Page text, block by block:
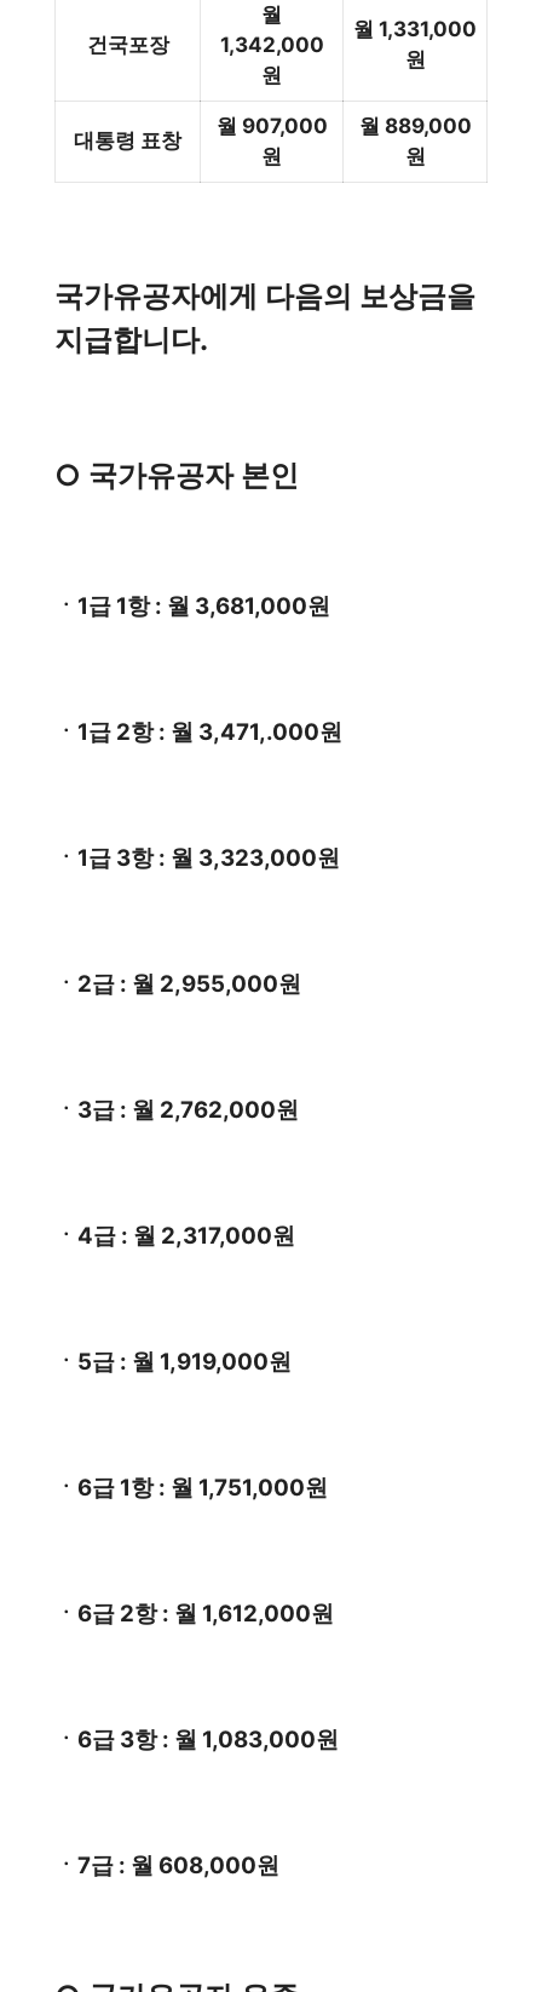
건국포장
월
1,342,000
원
월 1,331,000
원
대통령 표창
월 907,000
원
월 889,000
원
국가유공자에게 다음의 보상금을
지급합니다.
○ 국가유공자 본인
ㆍ1급 1항 : 월 3,681,000원
ㆍ1급 2항 : 월 3,471,.000원
ㆍ1급 3항 : 월 3,323,000원
ㆍ2급 : 월 2,955,000원
ㆍ3급 : 월 2,762,000원
ㆍ4급 : 월 2,317,000원
ㆍ5급 : 월 1,919,000원
ㆍ6급 1항 : 월 1,751,000원
ㆍ6급 2항 : 월 1,612,000원
ㆍ6급 3항 : 월 1,083,000원
ㆍ7급 : 월 608,000원